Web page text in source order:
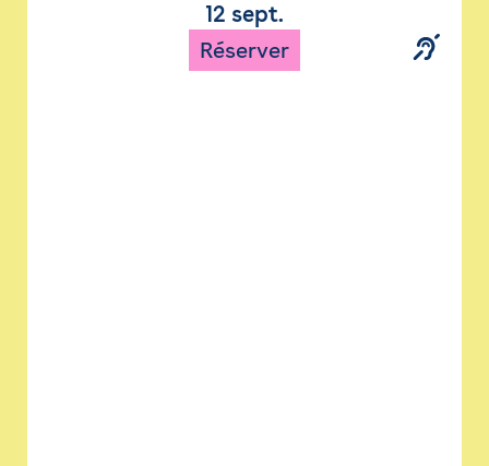
12 sept.
Réserver